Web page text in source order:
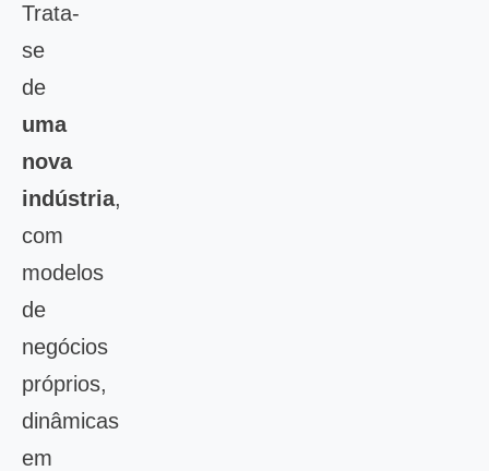
Trata-
se
de
uma
nova
indústria,
com
modelos
de
negócios
próprios,
dinâmicas
em